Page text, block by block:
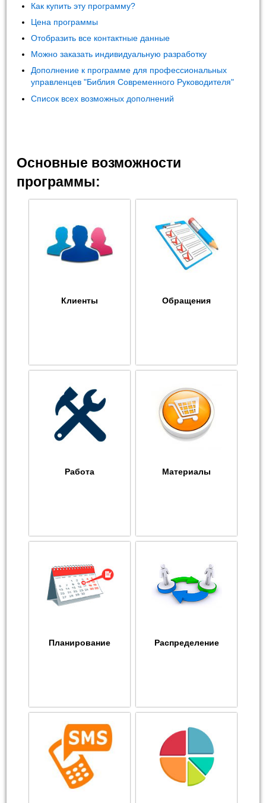
Как купить эту программу?
Цена программы
Отобразить все контактные данные
Можно заказать индивидуальную разработку
Дополнение к программе для профессиональных
управленцев "Библия Современного Руководителя"
Список всех возможных дополнений
Основные возможности
программы:
Клиенты Обращения
Работа Материалы
Планирование Распределение